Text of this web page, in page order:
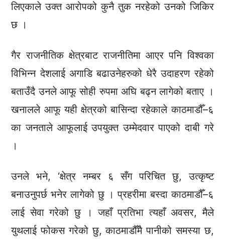
लिएकाले उक्त आरोपको कुनै तुक नरहेको उनको जिकिर
छ ।
गैर राजनीतिक क्षेत्रबाट राजनीतिमा आएर पनि विश्वका
विभिन्न देशलाई अगाडि बढाउनेहरुको धेरै उदाहरण रहेको
बताउँदै उनले आफू सोही रुपमा अघि बढ्न लागेको बताए ।
खनालले आफू यही क्षेत्रको बासिन्दा रहेकाले काठमाडौँ–६
का जनताले आफूलाई उपयुक्त उम्मेदवार पाएको दाबी गरे
।
उनले भने, ‘क्षेत्र नम्बर ६ सँग परिचित छु, उत्कृष्ट
बनाउनुपर्छ भनेर लागेको छु । प्रहरीमा बस्दा काठमाडौँ–६
लाई सेवा गरेको छु । जहाँ प्रतिभा त्यहाँ अवसर, मैले
युथलाई फोकस गरेको छु, काठमाडौँमै पानीको समस्या छ,